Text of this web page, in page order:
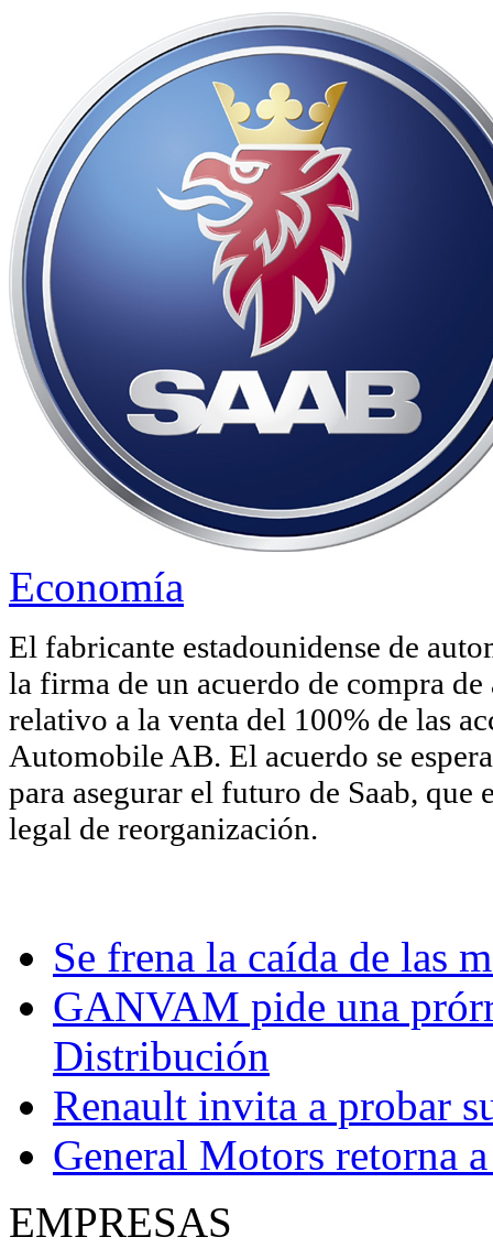
Economía
El fabricante estadounidense de
la firma de un acuerdo de compra
relativo a la venta del 100% de las
Automobile AB. El acuerdo se
para asegurar el futuro de Saab,
legal de reorganización.
Se frena la caída de las
GANVAM pide una
Distribución
Renault invita a probar
General Motors retorna
EMPRESAS